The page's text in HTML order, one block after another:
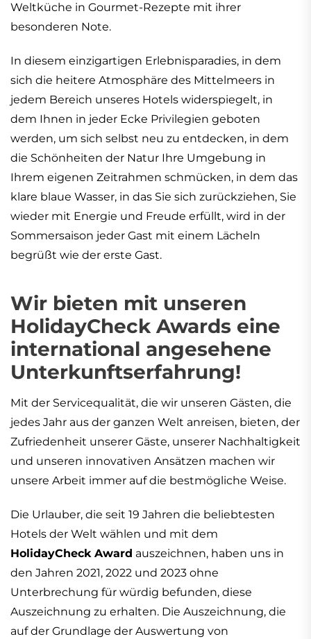
Weltküche in Gourmet-Rezepte mit ihrer
besonderen Note.
In diesem einzigartigen Erlebnisparadies, in dem
sich die heitere Atmosphäre des Mittelmeers in
jedem Bereich unseres Hotels widerspiegelt, in
dem Ihnen in jeder Ecke Privilegien geboten
werden, um sich selbst neu zu entdecken, in dem
die Schönheiten der Natur Ihre Umgebung in
Ihrem eigenen Zeitrahmen schmücken, in dem das
klare blaue Wasser, in das Sie sich zurückziehen, Sie
wieder mit Energie und Freude erfüllt, wird in der
Sommersaison jeder Gast mit einem Lächeln
begrüßt wie der erste Gast.
Wir bieten mit unseren
HolidayCheck Awards eine
international angesehene
Unterkunftserfahrung!
Mit der Servicequalität, die wir unseren Gästen, die
jedes Jahr aus der ganzen Welt anreisen, bieten, der
Zufriedenheit unserer Gäste, unserer Nachhaltigkeit
und unseren innovativen Ansätzen machen wir
unsere Arbeit immer auf die bestmögliche Weise.
Die Urlauber, die seit 19 Jahren die beliebtesten
Hotels der Welt wählen und mit dem
HolidayCheck Award auszeichnen, haben uns in
den Jahren 2021, 2022 und 2023 ohne
Unterbrechung für würdig befunden, diese
Auszeichnung zu erhalten. Die Auszeichnung, die
auf der Grundlage der Auswertung von